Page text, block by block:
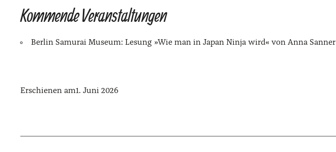
Kommende Veranstaltungen
Ber­lin Samu­rai Muse­um: Lesung »Wie man in Japan Nin­ja wird« von Anna San­ner
Erschienen am1. Juni 2026